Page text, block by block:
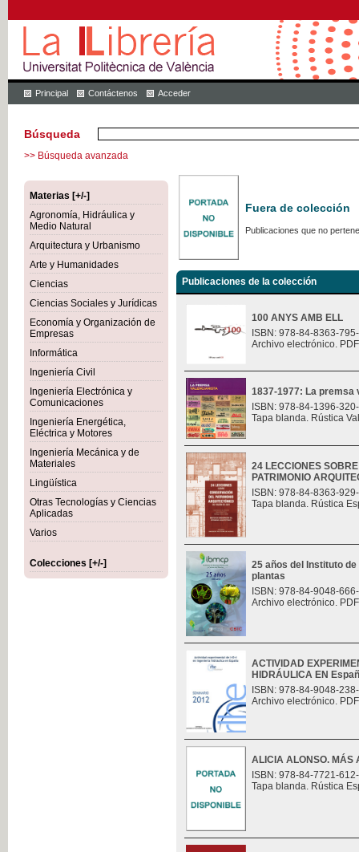
Principal Contáctenos Acceder
Búsqueda
>> Búsqueda avanzada
Materias [+/-]
Agronomía, Hidráulica y
Medio Natural
Arquitectura y Urbanismo
Arte y Humanidades
Ciencias
Ciencias Sociales y Jurídicas
Economía y Organización de
Empresas
Informática
Ingeniería Civil
Ingeniería Electrónica y
Comunicaciones
Ingeniería Energética,
Eléctrica y Motores
Ingeniería Mecánica y de
Materiales
Lingüística
Otras Tecnologías y Ciencias
Aplicadas
Varios
Colecciones [+/-]
Fuera de colección
Publicaciones que no
Publicaciones de la colección
100 ANYS AMB ELL
ISBN: 978-84-8363-
Archivo electrónico.
1837-1977: La premsa
ISBN: 978-84-1396-
Tapa blanda. Rústica
24 LECCIONES
PATRIMONIO
ISBN: 978-84-8363-
Tapa blanda. Rústica
25 años del Instituto
plantas
ISBN: 978-84-9048-
Archivo electrónico.
ACTIVIDAD
HIDRÁULICA EN
ISBN: 978-84-9048-
Archivo electrónico.
ALICIA ALONSO. MÁS
ISBN: 978-84-7721-
Tapa blanda. Rústica